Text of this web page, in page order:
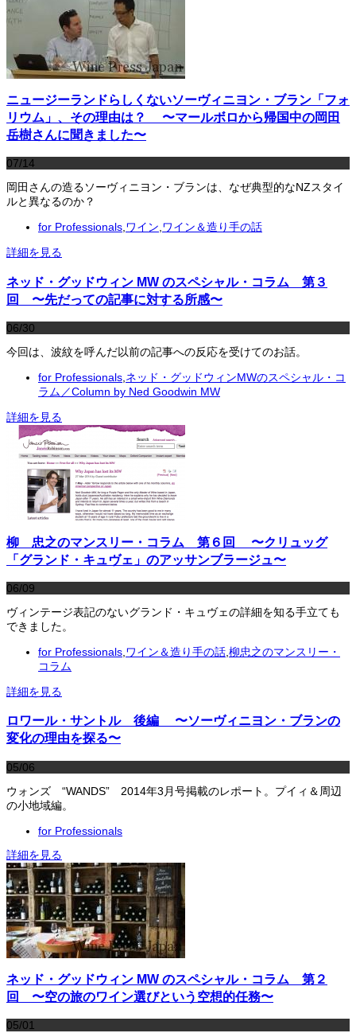
ニュージーランドらしくないソーヴィニヨン・ブラン「フォ
リウム」、その理由は？ 〜マールボロから帰国中の岡田
岳樹さんに聞きました〜
07/14
岡田さんの造るソーヴィニヨン・ブランは、なぜ典型的なNZスタイ
ルと異なるのか？
for Professionals,ワイン,ワイン＆造り手の話
詳細を見る
ネッド・グッドウィン MW のスペシャル・コラム 第３
回 〜先だっての記事に対する所感〜
06/30
今回は、波紋を呼んだ以前の記事への反応を受けてのお話。
for Professionals,ネッド・グッドウィンMWのスペシャル・コ
ラム／Column by Ned Goodwin MW
詳細を見る
柳 忠之のマンスリー・コラム 第６回 〜クリュッグ
「グランド・キュヴェ」のアッサンブラージュ〜
06/09
ヴィンテージ表記のないグランド・キュヴェの詳細を知る手立ても
できました。
for Professionals ワイン＆造り手の話 柳忠之のマンスリー・
コラム
詳細を見る
ロワール・サントル 後編 〜ソーヴィニヨン・ブランの
変化の理由を探る〜
05/06
ウォンズ “WANDS” 2014年3月号掲載のレポート。プイィ＆周辺
の小地域編。
for Professionals
詳細を見る
ネッド・グッドウィン MW のスペシャル・コラム 第２
回 〜空の旅のワイン選びという空想的任務〜
05/01